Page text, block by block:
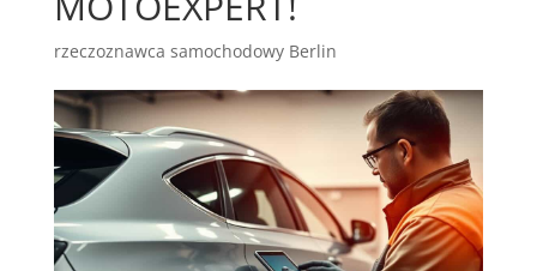
rzeczoznawca samochodowy Berlin